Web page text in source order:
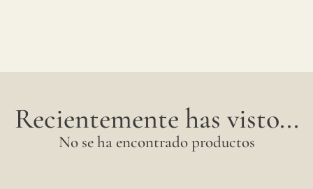
Recientemente has visto...
No se ha encontrado productos